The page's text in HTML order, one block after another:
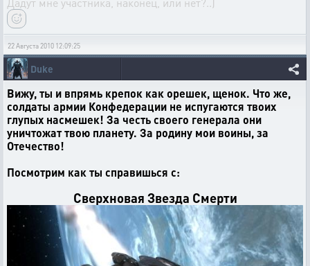
22 Августа 2010 12:09:25
Duke
Вижу, ты и впрямь крепок как орешек, щенок. Что же,
солдаты армии Конфедерации не испугаются твоих
глупых насмешек! За честь своего генерала они
уничтожат твою планету. За родину мои воины, за
Отечество!
Посмотрим как ты справишься с:
Сверхновая Звезда Смерти